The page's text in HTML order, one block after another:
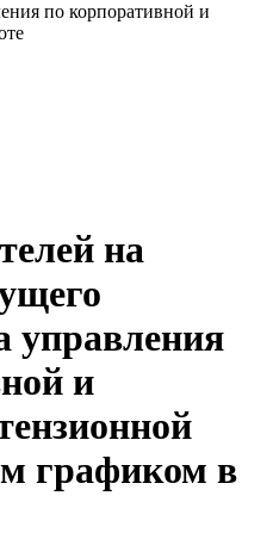
по корпоративной и
на
управления
и
графиком в